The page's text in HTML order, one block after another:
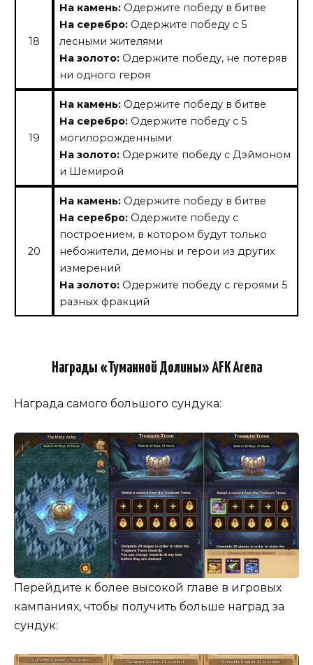
18
На камень: Одержите победу в битве
На серебро: Одержите победу с 5
лесными жителями
На золото: Одержите победу, не потеряв
ни одного героя
19
На камень: Одержите победу в битве
На серебро: Одержите победу с 5
могилорожденными
На золото: Одержите победу с Дэймоном
и Шемирой
20
На камень: Одержите победу в битве
На серебро: Одержите победу с
построением, в котором будут только
небожители, демоны и герои из других
измерений
На золото: Одержите победу с героями 5
разных фракций
Награды «Туманной Долины» AFK Arena
Награда самого большого сундука:
Перейдите к более высокой главе в игровых
кампаниях, чтобы получить больше наград за
сундук: